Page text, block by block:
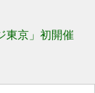
東京」初開催